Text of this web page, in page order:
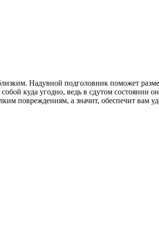
Надувной подголовник поможет
куда угодно, ведь в сдутом состоянии
повреждениям, а значит, обеспечит вам